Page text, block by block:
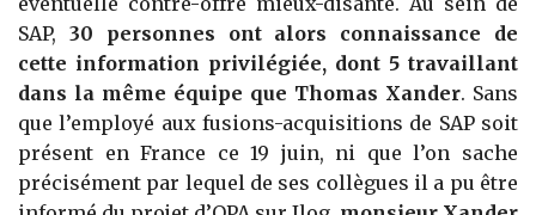
SAP, 30 personnes ont alors connaissance de
cette information privilégiée, dont 5 travaillant
dans la même équipe que Thomas Xander. Sans
que l’employé aux fusions-acquisitions de SAP soit
présent en France ce 19 juin, ni que l’on sache
précisément par lequel de ses collègues il a pu être